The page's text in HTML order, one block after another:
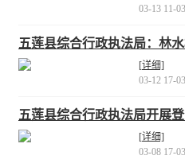
03-13 11-03
五莲县综合行政执法局：林
树
[详细]
03-12 17-03
五莲县综合行政执法局开展
[详细]
03-08 17-03